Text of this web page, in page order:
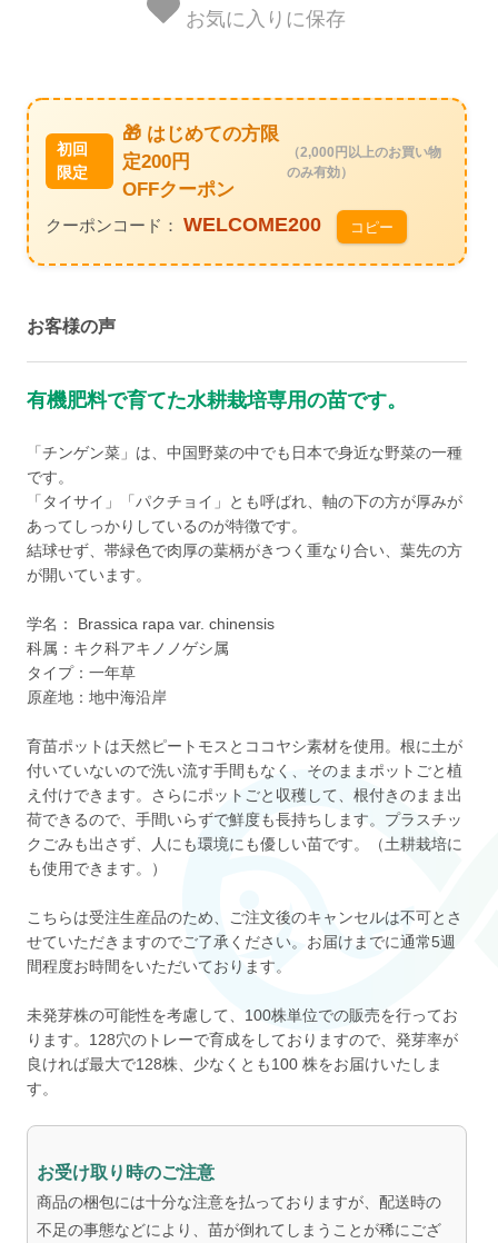
お気に入りに保存
初回
限定
🎁 はじめての方限
定200円
OFFクーポン
（2,000円以上のお買い物
のみ有効）
クーポンコード：WELCOME200 コピー
お客様の声
有機肥料で育てた水耕栽培専用の苗です。
「チンゲン菜」は、中国野菜の中でも日本で身近な野菜の一種
です。
「タイサイ」「パクチョイ」とも呼ばれ、軸の下の方が厚みが
あってしっかりしているのが特徴です。
結球せず、帯緑色で肉厚の葉柄がきつく重なり合い、葉先の方
が開いています。
学名： Brassica rapa var. chinensis
科属：キク科アキノノゲシ属
タイプ：一年草
原産地：地中海沿岸
育苗ポットは天然ピートモスとココヤシ素材を使用。根に土が
付いていないので洗い流す手間もなく、そのままポットごと植
え付けできます。さらにポットごと収穫して、根付きのまま出
荷できるので、手間いらずで鮮度も長持ちします。プラスチッ
クごみも出さず、人にも環境にも優しい苗です。（土耕栽培に
も使用できます。）
こちらは受注生産品のため、ご注文後のキャンセルは不可とさ
せていただきますのでご了承ください。お届けまでに通常5週
間程度お時間をいただいております。
未発芽株の可能性を考慮して、100株単位での販売を行ってお
ります。128穴のトレーで育成をしておりますので、発芽率が
良ければ最大で128株、少なくとも100 株をお届けいたしま
す。
お受け取り時のご注意
商品の梱包には十分な注意を払っておりますが、配送時の
不足の事態などにより、苗が倒れてしまうことが稀にござ